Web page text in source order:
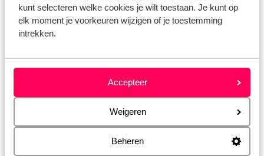
kunt selecteren welke cookies je wilt toestaan. Je kunt op
elk moment je voorkeuren wijzigen of je toestemming
intrekken.
Accepteer
Weigeren
Beheren
ook
Bekijk op kaart
Door boulevard gescheiden van het strand